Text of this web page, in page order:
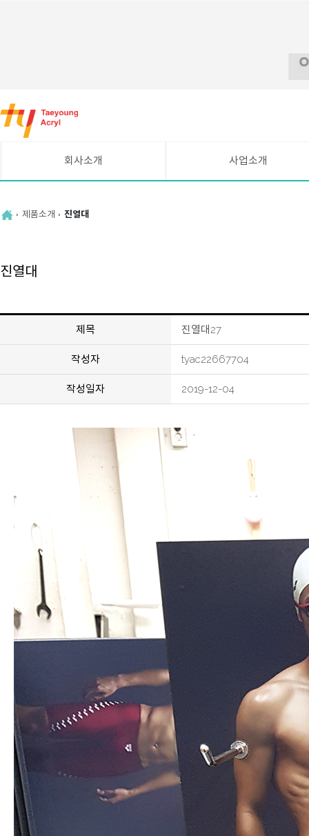
로
가
회사소개
연혁
사업소개
제품소개 진열대
진열대
제목 진열대27
작성자 tyac22667704
작성일자 2019-12-04